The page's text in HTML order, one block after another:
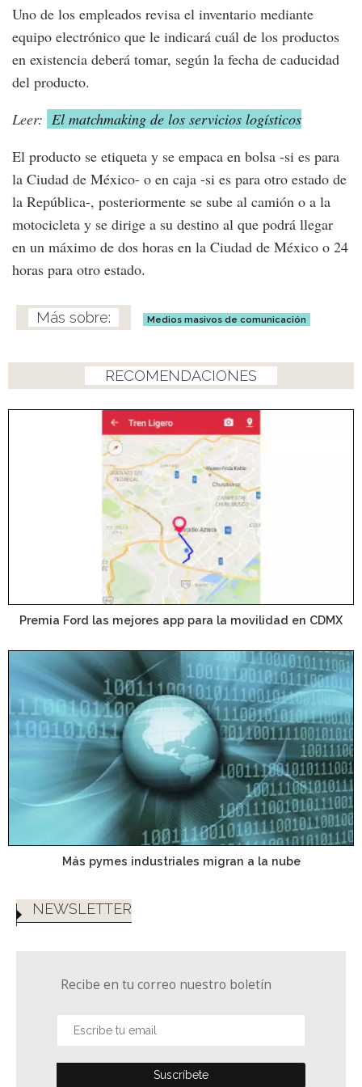
Uno de los empleados revisa el inventario mediante
equipo electrónico que le indicará cuál de los productos
en existencia deberá tomar, según la fecha de caducidad
del producto.
Leer: El matchmaking de los servicios logísticos
El producto se etiqueta y se empaca en bolsa -si es para
la Ciudad de México- o en caja -si es para otro estado de
la República-, posteriormente se sube al camión o a la
motocicleta y se dirige a su destino al que podrá llegar
en un máximo de dos horas en la Ciudad de México o 24
horas para otro estado.
Medios masivos de comunicación
RECOMENDACIONES
Premia Ford las mejores app para la movilidad en CDMX
Más pymes industriales migran a la nube
NEWSLETTER
Recibe en tu correo nuestro boletín